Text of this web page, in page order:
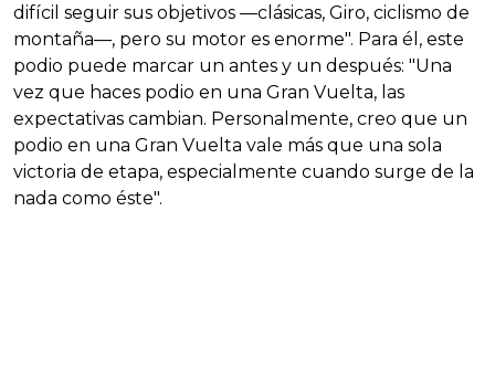
difícil seguir sus objetivos —clásicas, Giro, ciclismo de
montaña—, pero su motor es enorme". Para él, este
podio puede marcar un antes y un después: "Una
vez que haces podio en una Gran Vuelta, las
expectativas cambian. Personalmente, creo que un
podio en una Gran Vuelta vale más que una sola
victoria de etapa, especialmente cuando surge de la
nada como éste".